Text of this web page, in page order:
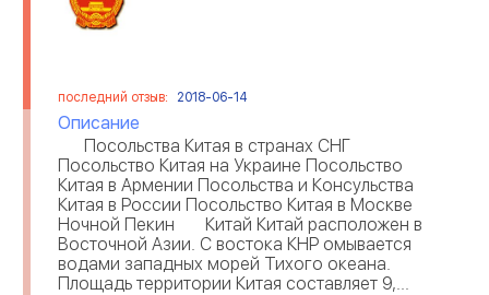
последний отзыв: 2018-06-14
Описание
Посольства Китая в странах СНГ
Посольство Китая на Украине Посольство
Китая в Армении Посольства и Консульства
Китая в России Посольство Китая в Москве
Ночной Пекин Китай Китай расположен в
Восточной Азии. С востока КНР омывается
водами западных морей Тихого океана.
Площадь территории Китая составляет 9,...